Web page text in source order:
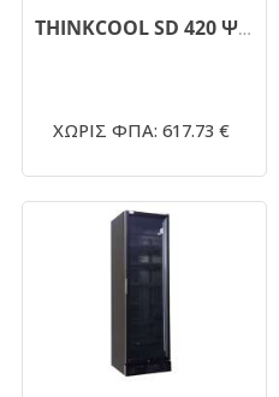
THINKCOOL SD 420 Ψυγείο Αναψυκτικών 420Lt 578x605x1980mm
ΧΩΡΙΣ ΦΠΑ: 617.73 €